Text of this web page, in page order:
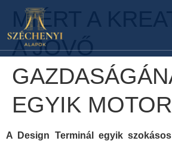
MIÉRT A
A JÖVŐ
EGYIK
A Design Terminál egyik